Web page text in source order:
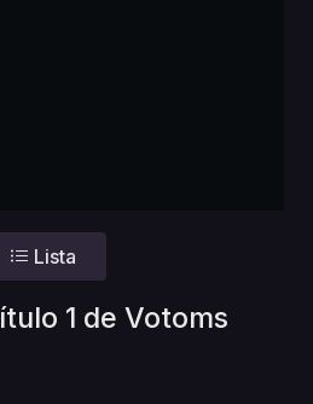
Lista
1 de Votoms